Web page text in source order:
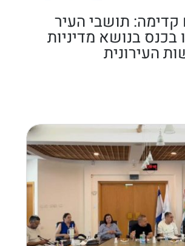
קדימה: תושבי העיר
בנושא מדיניות
העירונית